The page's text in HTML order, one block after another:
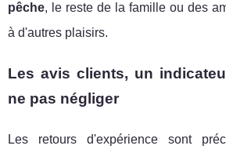
pêche, le reste de la famille ou des
à d'autres plaisirs.
Les avis clients, un
ne pas négliger
Les retours d'expérience sont